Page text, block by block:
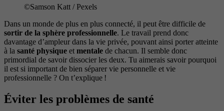
©Samson Katt / Pexels
Dans un monde de plus en plus connecté, il peut être difficile de
sortir de la sphère professionnelle. Le travail prend donc
davantage d’ampleur dans la vie privée, pouvant ainsi porter atteinte
à la santé physique et mentale de chacun. Il semble donc
primordial de savoir dissocier les deux. Tu aimerais savoir pourquoi
il est si important de bien séparer vie personnelle et vie
professionnelle ? On t’explique !
Éviter les problèmes de santé